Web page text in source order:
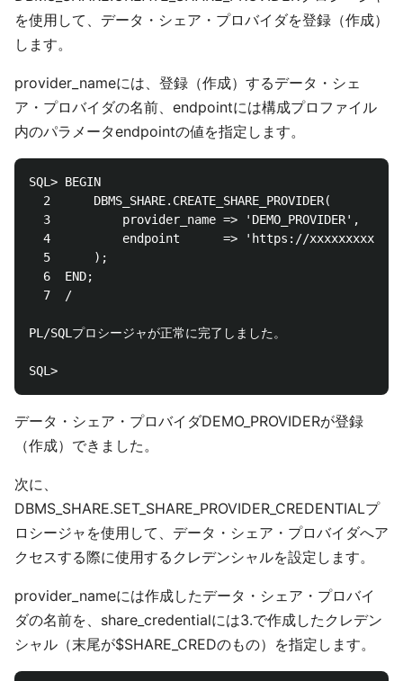
を使用して、データ・シェア・プロバイダを登録（作成）
します。
provider_nameには、登録（作成）するデータ・シェ
ア・プロバイダの名前、endpointには構成プロファイル
内のパラメータendpointの値を指定します。
SQL> BEGIN
  2      DBMS_SHARE.CREATE_SHARE_PROVIDER(
  3          provider_name => 'DEMO_PROVIDER',
4          endpoint      => 'https://
  5      );
  6  END;
  7  /
PL/SQLプロシージャが正常に完了しました。
データ・シェア・プロバイダDEMO_PROVIDERが登録
（作成）できました。
次に、
DBMS_SHARE.SET_SHARE_PROVIDER_CREDENTIALプ
ロシージャを使用して、データ・シェア・プロバイダへア
クセスする際に使用するクレデンシャルを設定します。
provider_nameには作成したデータ・シェア・プロバイ
ダの名前を、share_credentialには3.で作成したクレデン
シャル（末尾が$SHARE_CREDのもの）を指定します。